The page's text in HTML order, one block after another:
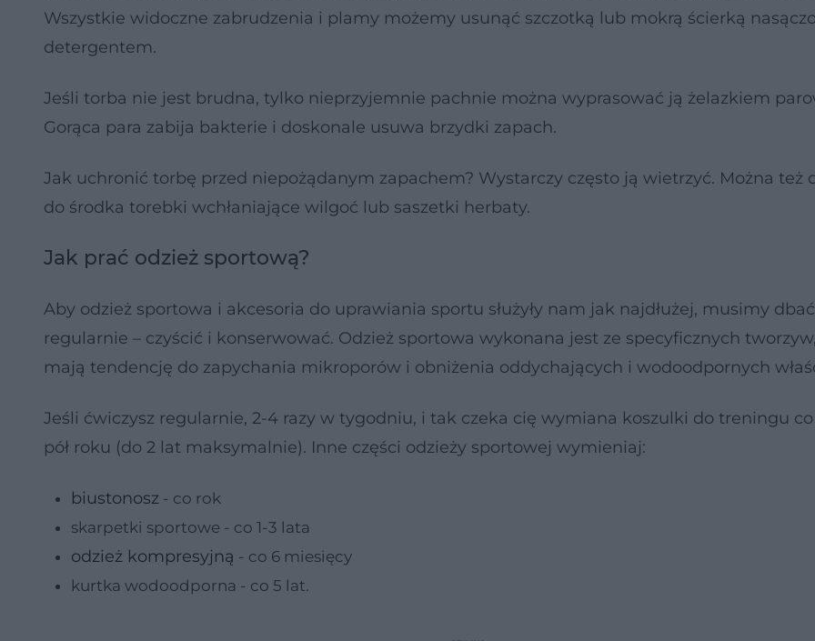
Wszystkie widoczne zabrudzenia i plamy możemy usunąć szczotką lub mokrą ścierką
detergentem.
Jeśli torba nie jest brudna, tylko nieprzyjemnie pachnie można wyprasować ją żelazkiem
Gorąca para zabija bakterie i doskonale usuwa brzydki zapach.
Jak uchronić torbę przed niepożądanym zapachem? Wystarczy często ją wietrzyć. Można też
do środka torebki wchłaniające wilgoć lub saszetki herbaty.
Jak prać odzież sportową?
Aby odzież sportowa i akcesoria do uprawiania sportu służyły nam jak najdłużej, musimy
regularnie – czyścić i konserwować. Odzież sportowa wykonana jest ze specyficznych
mają tendencję do zapychania mikroporów i obniżenia oddychających i wodoodpornych
Jeśli ćwiczysz regularnie, 2-4 razy w tygodniu, i tak czeka cię wymiana koszulki do treningu co
pół roku (do 2 lat maksymalnie). Inne części odzieży sportowej wymieniaj:
biustonosz - co rok
skarpetki sportowe - co 1-3 lata
odzież kompresyjną - co 6 miesięcy
kurtka wodoodporna - co 5 lat.